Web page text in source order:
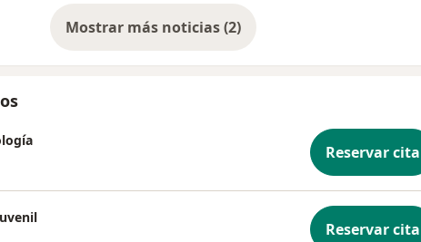
Mostrar más noticias (2)
Reservar cita
Reservar cita